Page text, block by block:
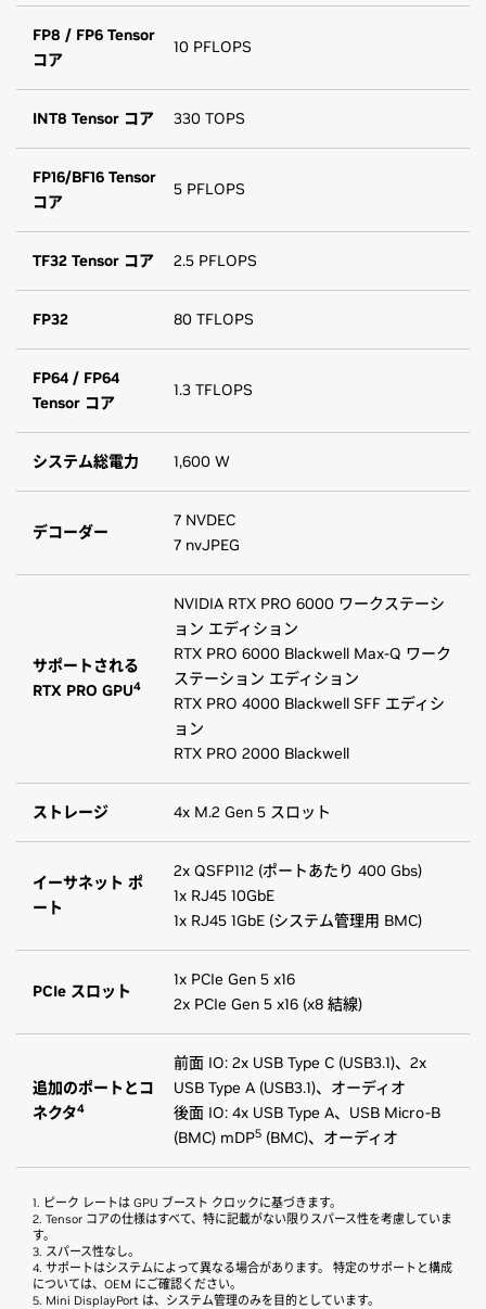
FP8 / FP6 Tensor
コア
10 PFLOPS
INT8 Tensor コア 330 TOPS
FP16/BF16 Tensor
コア
5 PFLOPS
TF32 Tensor コア 2.5 PFLOPS
FP32 80 TFLOPS
FP64 / FP64
Tensor コア
1.3 TFLOPS
システム総電力 1,600 W
デコーダー
7 NVDEC
7 nvJPEG
サポートされる
RTX PRO GPU4
NVIDIA RTX PRO 6000 ワークステーシ
ョン エディション
RTX PRO 6000 Blackwell Max-Q ワーク
ステーション エディション
RTX PRO 4000 Blackwell SFF エディシ
ョン
RTX PRO 2000 Blackwell
ストレージ 4x M.2 Gen 5 スロット
イーサネット ポ
ート
2x QSFP112 (ポートあたり 400 Gbs)
1x RJ45 10GbE
1x RJ45 1GbE (システム管理用 BMC)
PCIe スロット
1x PCIe Gen 5 x16
2x PCIe Gen 5 x16 (x8 結線)
追加のポートとコ
ネクタ4
前面 IO: 2x USB Type C (USB3.1)、2x
USB Type A (USB3.1)、オーディオ
後面 IO: 4x USB Type A、USB Micro-B
(BMC) mDP5 (BMC)、オーディオ
1. ピーク レートは GPU ブースト クロックに基づきます。
2. Tensor コアの仕様はすべて、特に記載がない限りスパース性を考慮していま
す。
3. スパース性なし。
4. サポートはシステムによって異なる場合があります。 特定のサポートと構成
については、OEM にご確認ください。
5. Mini DisplayPort は、システム管理のみを目的としています。